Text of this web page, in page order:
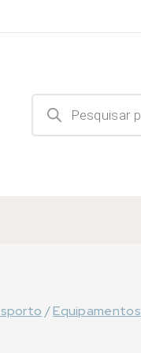
Products
search
/Equipamentos